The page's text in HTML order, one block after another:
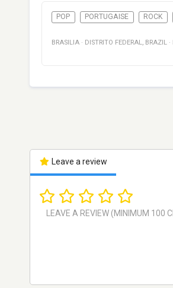
POP PORTUGAISE ROCK
BRASILIA · DISTRITO FEDERAL, BRAZIL ·
Leave a review